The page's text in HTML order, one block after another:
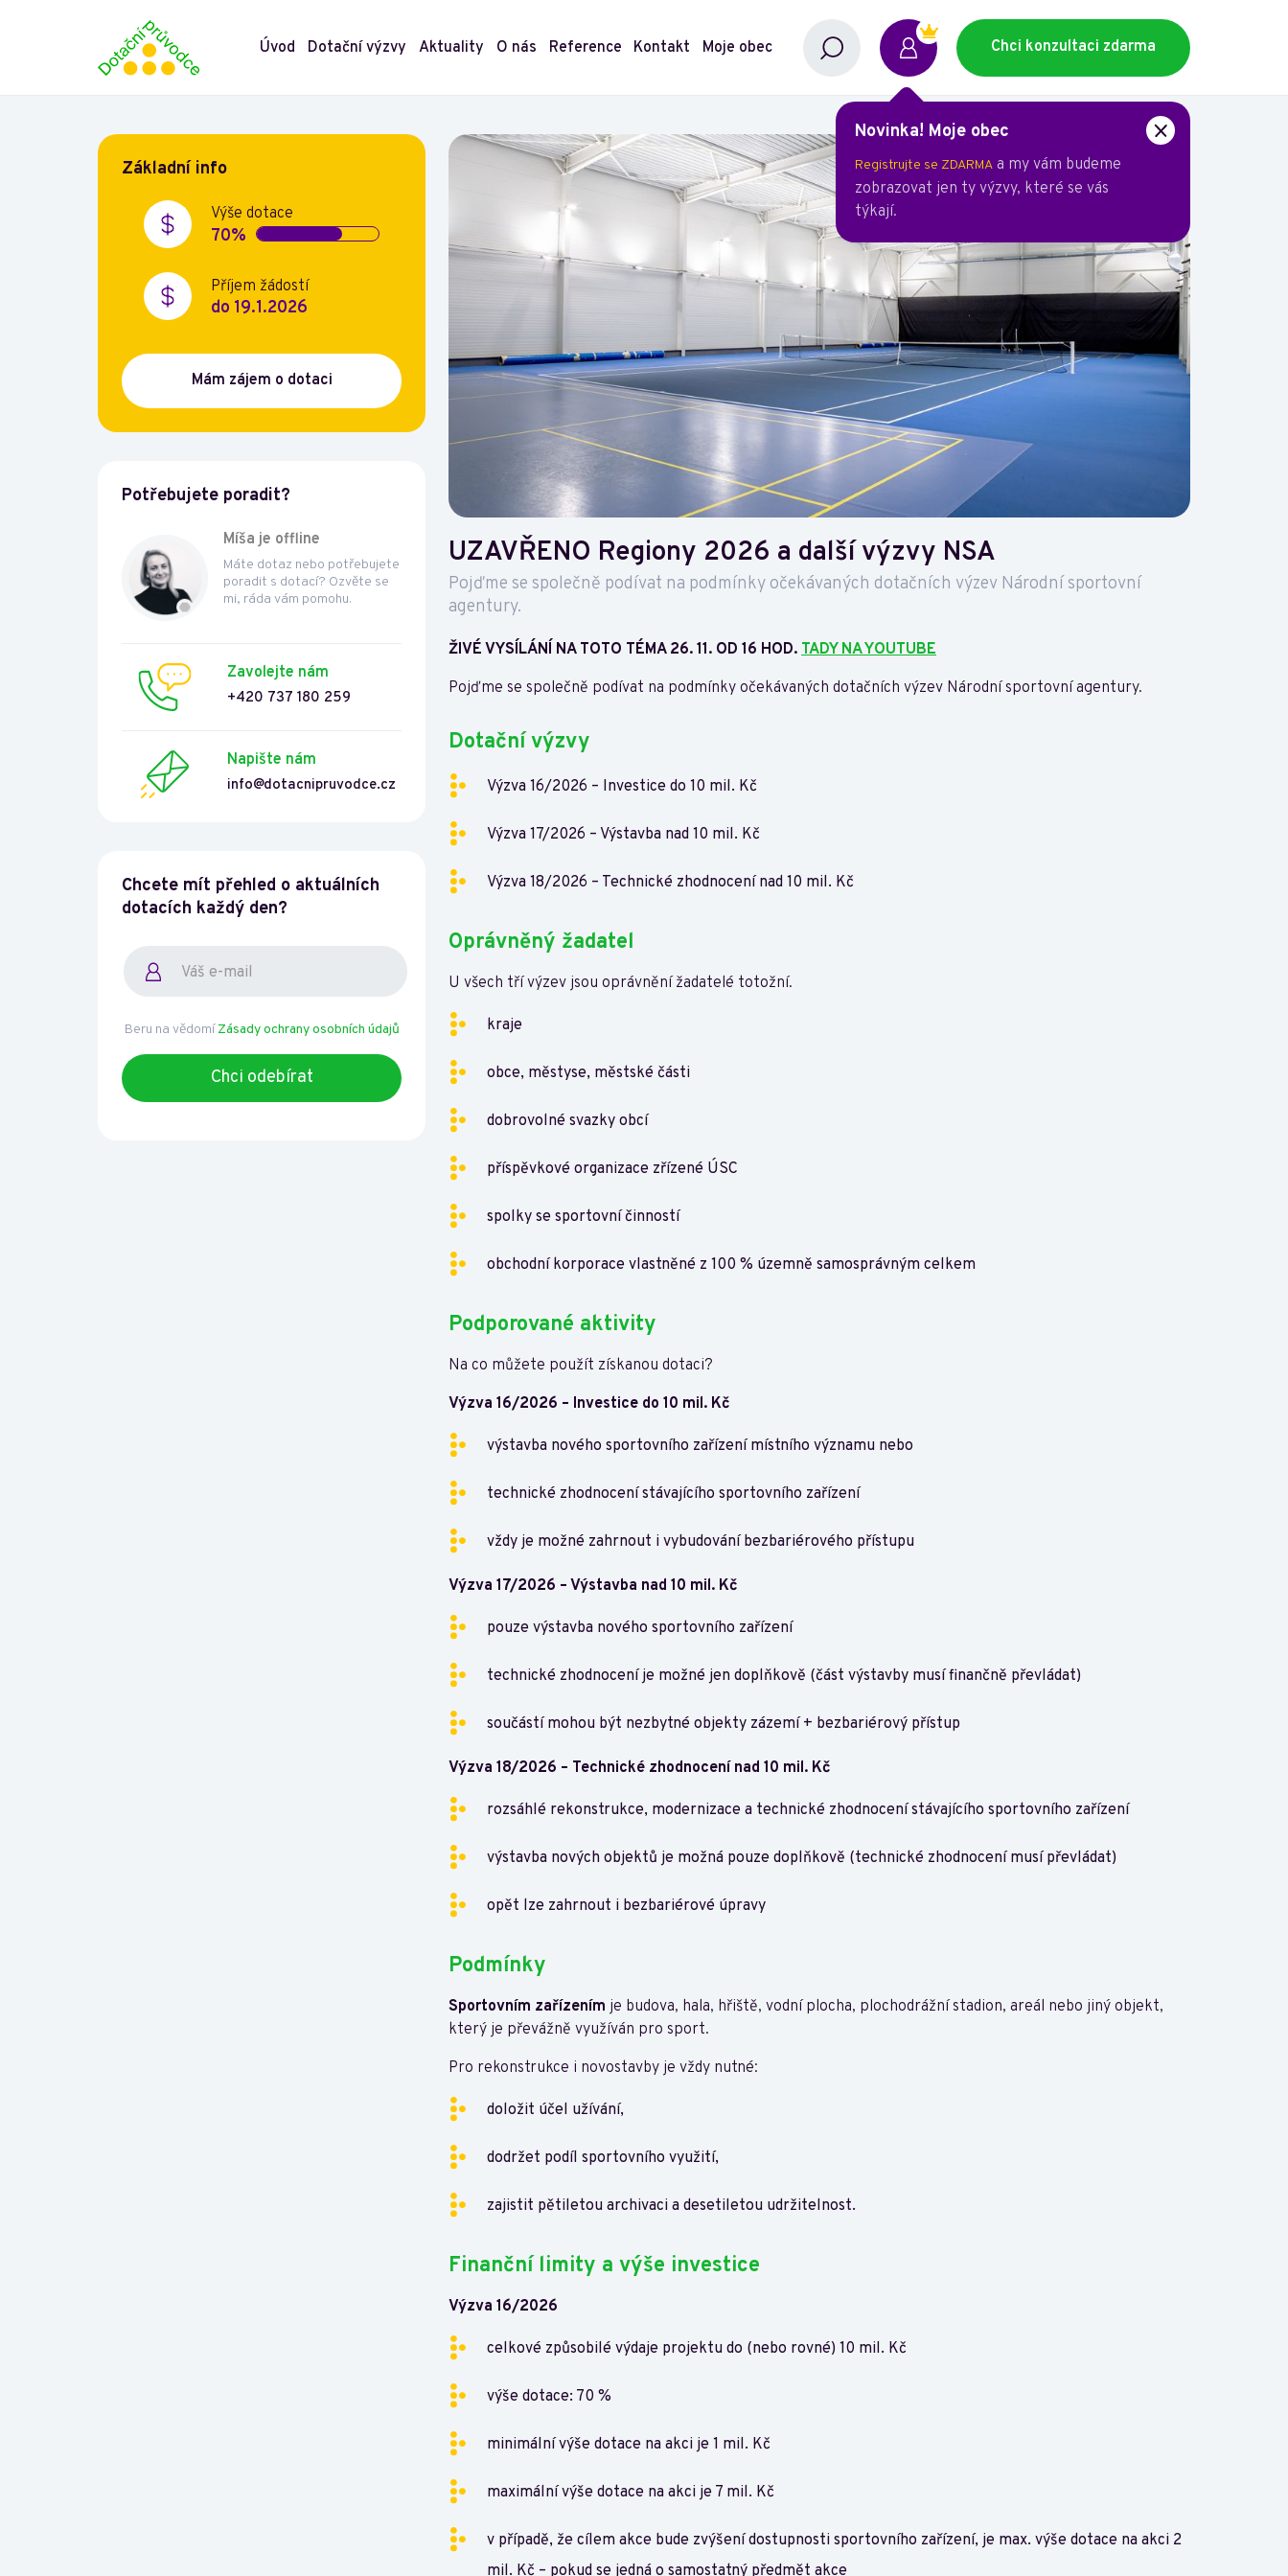
Úvod Dotační výzvy Aktuality O nás Reference Kontakt Moje obec Chci konzultaci zdarma
Novinka! Moje obec
Registrujte se ZDARMA a my vám budeme
zobrazovat jen ty výzvy, které se vás
týkají.
Základní info
Výše dotace
70%
Příjem žádostí
do 19.1.2026
Mám zájem o dotaci
Potřebujete poradit?
Míša je offline
Máte dotaz nebo potřebujete
poradit s dotací? Ozvěte se
mi, ráda vám pomohu.
Zavolejte nám
+420 737 180 259
Napište nám
info@dotacnipruvodce.cz
Chcete mít přehled o aktuálních
dotacích každý den?
Beru na vědomíZásady ochrany osobních údajů
UZAVŘENO Regiony 2026 a další výzvy NSA
Pojďme se společně podívat na podmínky očekávaných dotačních výzev Národní sportovní
agentury.
ŽIVÉ VYSÍLÁNÍ NA TOTO TÉMA 26. 11. OD 16 HOD. TADY NA YOUTUBE
Pojďme se společně podívat na podmínky očekávaných dotačních výzev Národní sportovní agentury.
Dotační výzvy
Výzva 16/2026 – Investice do 10 mil. Kč
Výzva 17/2026 – Výstavba nad 10 mil. Kč
Výzva 18/2026 – Technické zhodnocení nad 10 mil. Kč
Oprávněný žadatel
U všech tří výzev jsou oprávnění žadatelé totožní.
kraje
obce, městyse, městské části
dobrovolné svazky obcí
příspěvkové organizace zřízené ÚSC
spolky se sportovní činností
obchodní korporace vlastněné z 100 % územně samosprávným celkem
Podporované aktivity
Na co můžete použít získanou dotaci?
Výzva 16/2026 – Investice do 10 mil. Kč
výstavba nového sportovního zařízení místního významu nebo
technické zhodnocení stávajícího sportovního zařízení
vždy je možné zahrnout i vybudování bezbariérového přístupu
Výzva 17/2026 – Výstavba nad 10 mil. Kč
pouze výstavba nového sportovního zařízení
technické zhodnocení je možné jen doplňkově (část výstavby musí finančně převládat)
součástí mohou být nezbytné objekty zázemí + bezbariérový přístup
Výzva 18/2026 – Technické zhodnocení nad 10 mil. Kč
rozsáhlé rekonstrukce, modernizace a technické zhodnocení stávajícího sportovního zařízení
výstavba nových objektů je možná pouze doplňkově (technické zhodnocení musí převládat)
opět lze zahrnout i bezbariérové úpravy
Podmínky
Sportovním zařízením je budova, hala, hřiště, vodní plocha, plochodrážní stadion, areál nebo jiný objekt,
který je převážně využíván pro sport.
Pro rekonstrukce i novostavby je vždy nutné:
doložit účel užívání,
dodržet podíl sportovního využití,
zajistit pětiletou archivaci a desetiletou udržitelnost.
Finanční limity a výše investice
Výzva 16/2026
celkové způsobilé výdaje projektu do (nebo rovné) 10 mil. Kč
výše dotace: 70 %
minimální výše dotace na akci je 1 mil. Kč
maximální výše dotace na akci je 7 mil. Kč
v případě, že cílem akce bude zvýšení dostupnosti sportovního zařízení, je max. výše dotace na akci 2
mil. Kč – pokud se jedná o samostatný předmět akce